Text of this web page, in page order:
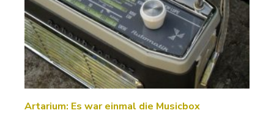
Artarium: Es war einmal die Musicbox